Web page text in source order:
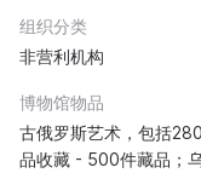
组织分类
非营利机构
博物馆物品
古俄罗斯艺术，包括
品收藏 - 500件藏品；